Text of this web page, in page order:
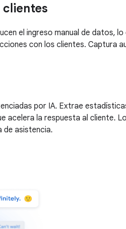
el ingreso manual de datos,
con los clientes.
por IA. Extrae
la respuesta al cliente.
de asistencia.